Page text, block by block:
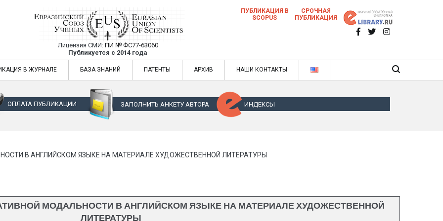
Евразийский Союз Ученых — публикация научных статей в ежемесячном научном
журнале
Лицензия СМИ: ПИ № ФС77-63060
Публикуется с 2014 года
Союз Ученых — публикация научных статей в ежемесячном научном журнале
ПУБЛИКАЦИЯ В
SCOPUS
СРОЧНАЯ
ПУБЛИКАЦИЯ
В ЖУРНАЛЕ БАЗА ЗНАНИЙ ПАТЕНТЫ АРХИВ НАШИ КОНТАКТЫ
ОПЛАТА ПУБЛИКАЦИИ ЗАПОЛНИТЬ АНКЕТУ АВТОРА ИНДЕКСЫ
В АНГЛИЙСКОМ ЯЗЫКЕ НА МАТЕРИАЛЕ ХУДОЖЕСТВЕННОЙ ЛИТЕРАТУРЫ
МОДАЛЬНОСТИ В АНГЛИЙСКОМ ЯЗЫКЕ НА МАТЕРИАЛЕ ХУДОЖЕСТВЕННОЙ